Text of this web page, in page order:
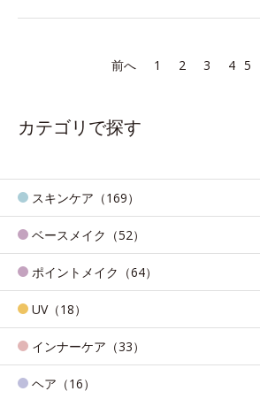
前へ 1 2 3 4 5
カテゴリで探す
スキンケア（169）
ベースメイク（52）
ポイントメイク（64）
UV（18）
インナーケア（33）
ヘア（16）